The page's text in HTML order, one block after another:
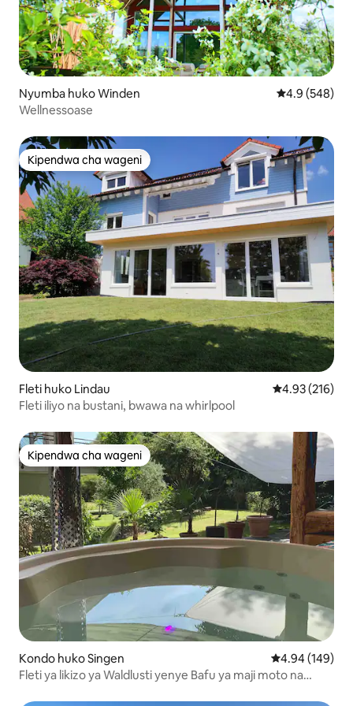
Nyumba huko Winden Ukadiriaji wa
4.9 (548)
Wellnessoase
Kipendwa cha wageni
Kipendwa cha wageni
Fleti huko Lindau Ukadiriaji wa
4.93 (216)
Fleti iliyo na bustani, bwawa na whirlpool
Kipendwa cha wageni
Kipendwa cha wageni
Kondo huko Singen Ukadiriaji wa
4.94 (149)
Fleti ya likizo ya Waldlusti yenye Bafu ya maji moto na